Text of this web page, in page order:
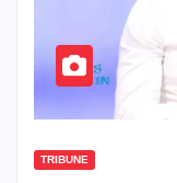
TRIBUNE